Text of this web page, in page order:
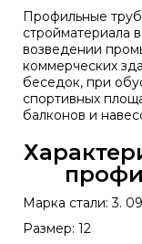
Профильные
стройматериала
возведении
коммерческих
беседок, при
спортивных
балконов и
Марка стали: 3.
Размер: 12